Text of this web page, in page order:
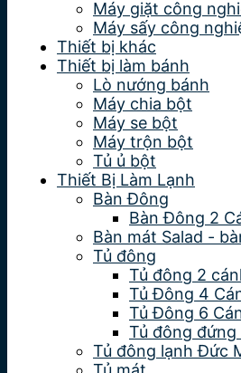
Máy giặt công
Máy sấy công
Thiết bị khác
Thiết bị làm bánh
Lò nướng bánh
Máy chia bột
Máy se bột
Máy trộn bột
Tủ ủ bột
Thiết Bị Làm Lạnh
Bàn Đông
Bàn Đông 2
Bàn mát Salad -
Tủ đông
Tủ đông 2
Tủ Đông 4
Tủ Đông 6
Tủ đông đứng
Tủ đông lạnh Đức